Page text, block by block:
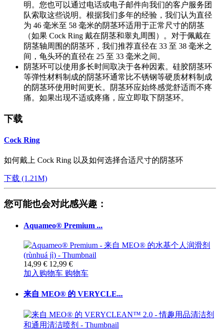
明。您也可以通过电话或电子邮件向我们的客户服务团
队索取这些说明。根据我们多年的经验，我们认为直径
为 46 毫米至 58 毫米的阴茎环适用于正常尺寸的阴茎
（如果 Cock Ring 戴在阴茎和睾丸周围）。对于佩戴在
阴茎轴周围的阴茎环，我们推荐直径在 33 至 38 毫米之
间，龟头环的直径在 25 至 33 毫米之间。
阴茎环可以使用多长时间取决于各种因素。硅胶阴茎环
等弹性材料制成的阴茎环通常比不锈钢等硬质材料制成
的阴茎环使用时间更长。阴茎环应始终感觉舒适而不疼
痛。如果出现不适或疼痛，应立即取下阴茎环。
下载
Cock Ring
如何戴上 Cock Ring 以及如何选择合适尺寸的阴茎环
下载 (1.21M)
您可能也会对此感兴趣：
Aquameo® Premium ...
14,99 € 12,99 €
加入购物车 购物车
来自 MEO® 的 VERYCLE...